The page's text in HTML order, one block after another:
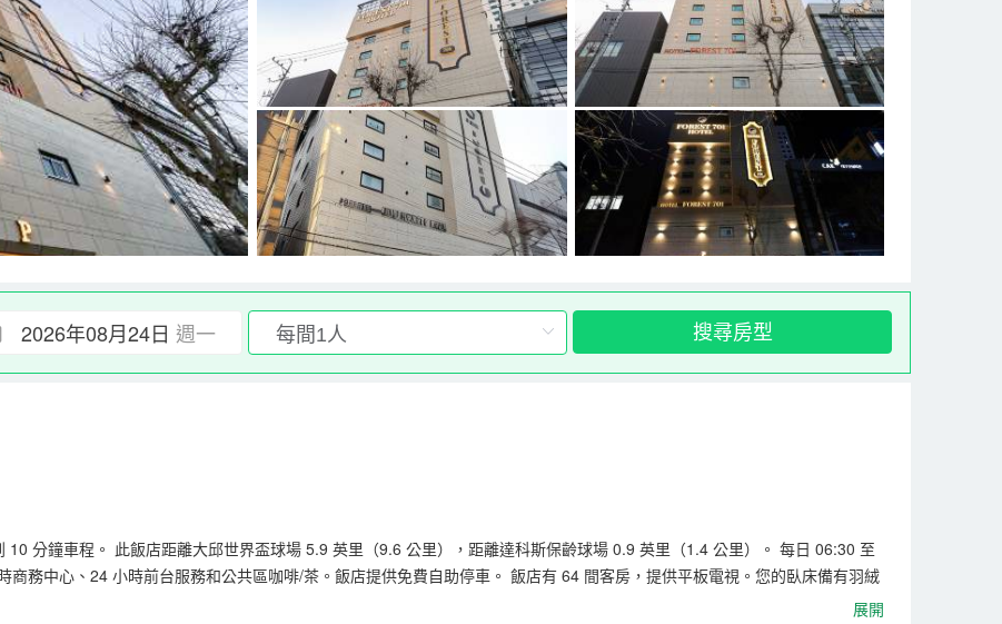
2026年08月24日 週一 搜尋房型
分鐘車程。 此飯店距離大邱世界盃球場 5.9 英里（9.6 公里），距離達科斯保齡球場 0.9 英里（1.4 公里）。 每日 06:30 至
務中心、24 小時前台服務和公共區咖啡/茶。飯店提供免費自助停車。 飯店有 64 間客房，提供平板電視。您的臥床備有羽絨
展開